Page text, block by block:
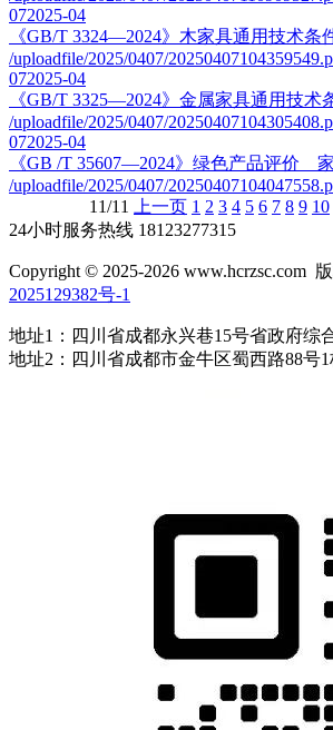
072025-04
《GB/T 3324—2024》木家具通用技术条
/uploadfile/2025/0407/
072025-04
《GB/T 3325—2024》金属家具通用技术
/uploadfile/2025/0407/
072025-04
《GB /T 35607—2024》绿色产品评价
/uploadfile/2025/0407/
11/11
上一页 1 2 3 4 5 6 7 8 9 10
24小时服务热线 18123277315
Copyright © 2025-2026 www.hcrzsc.com
2025129382号-1
地址1：四川省成都永兴巷15号省政府综
地址2：四川省成都市金牛区蜀西路88号